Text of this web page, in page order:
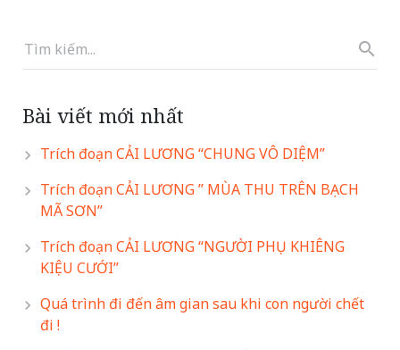
Bài viết mới nhất
Trích đoạn CẢI LƯƠNG “CHUNG VÔ DIỆM”
Trích đoạn CẢI LƯƠNG ” MÙA THU TRÊN BẠCH
MÃ SƠN”
Trích đoạn CẢI LƯƠNG “NGƯỜI PHỤ KHIÊNG
KIỆU CƯỚI”
Quá trình đi đến âm gian sau khi con người chết
đi !